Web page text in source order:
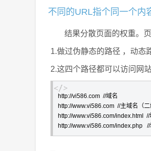
不同的URL指个同一个内
结果分散页面的权重。页
1.做过伪静态的路径 ，动态
2.这四个路径都可以访问网
http://vi586.com  //域名
http://www.vi586.com  //主域名（二
http://www.vi586.com/index.html
http://www.vi586.com/index.php